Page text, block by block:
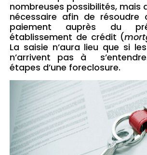
nombreuses possibilités, mais
nécessaire afin de résoudre
paiement auprès du
établissement de crédit (
La saisie n’aura lieu que si
n’arrivent pas à
étapes d’une foreclosure.